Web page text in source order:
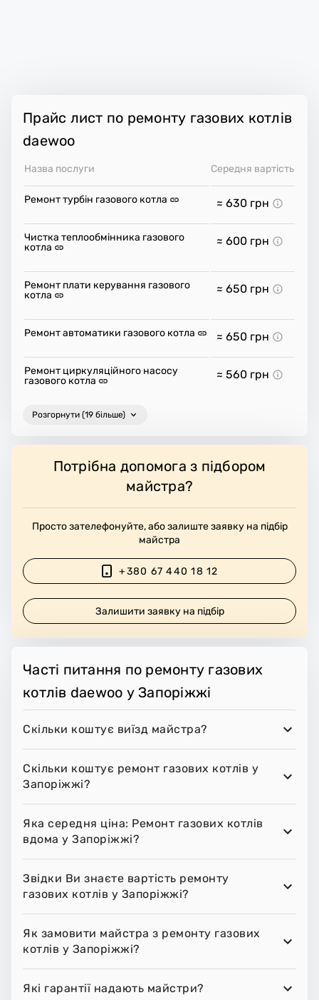
Прайс лист по ремонту газових котлів
daewoo
Назва послуги Середня вартість
Ремонт турбін газового котла ≈ 630 грн
Чистка теплообмінника газового
котла
≈ 600 грн
Ремонт плати керування газового
котла
≈ 650 грн
Ремонт автоматики газового котла ≈ 650 грн
Ремонт циркуляційного насосу
газового котла
≈ 560 грн
Розгорнути (19 більше)
Потрібна допомога з підбором
майстра?
Просто зателефонуйте, або залиште заявку на підбір
майстра
+380 67 440 18 12
Залишити заявку на підбір
Часті питання по ремонту газових
котлів daewoo у Запоріжжі
Скільки коштує виїзд майстра?
Скільки коштує ремонт газових котлів у
Запоріжжі?
Яка середня ціна: Ремонт газових котлів
вдома у Запоріжжі?
Звідки Ви знаєте вартість ремонту
газових котлів у Запоріжжі?
Як замовити майстра з ремонту газових
котлів у Запоріжжі?
Які гарантії надають майстри?